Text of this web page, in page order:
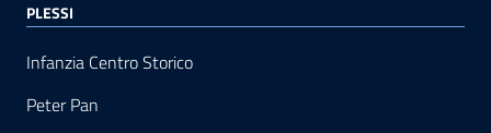
PLESSI
Infanzia Centro Storico
Peter Pan